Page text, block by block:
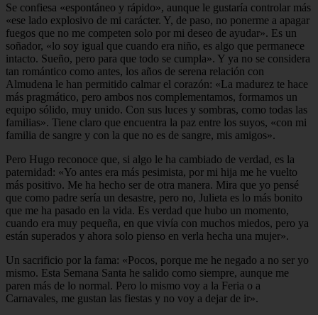
Se confiesa «espontáneo y rápido», aunque le gustaría controlar más
«ese lado explosivo de mi carácter. Y, de paso, no ponerme a apagar
fuegos que no me competen solo por mi deseo de ayudar». Es un
soñador, «lo soy igual que cuando era niño, es algo que permanece
intacto. Sueño, pero para que todo se cumpla». Y ya no se considera
tan romántico como antes, los años de serena relación con
Almudena le han permitido calmar el corazón: «La madurez te hace
más pragmático, pero ambos nos complementamos, formamos un
equipo sólido, muy unido. Con sus luces y sombras, como todas las
familias». Tiene claro que encuentra la paz entre los suyos, «con mi
familia de sangre y con la que no es de sangre, mis amigos».
Pero Hugo reconoce que, si algo le ha cambiado de verdad, es la
paternidad: «Yo antes era más pesimista, por mi hija me he vuelto
más positivo. Me ha hecho ser de otra manera. Mira que yo pensé
que como padre sería un desastre, pero no, Julieta es lo más bonito
que me ha pasado en la vida. Es verdad que hubo un momento,
cuando era muy pequeña, en que vivía con muchos miedos, pero ya
están superados y ahora solo pienso en verla hecha una mujer».
Un sacrificio por la fama: «Pocos, porque me he negado a no ser yo
mismo. Esta Semana Santa he salido como siempre, aunque me
paren más de lo normal. Pero lo mismo voy a la Feria o a
Carnavales, me gustan las fiestas y no voy a dejar de ir».